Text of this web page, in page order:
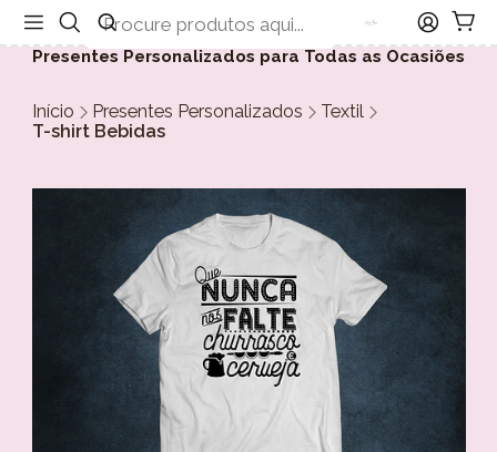
Presentes Personalizados para Todas as Ocasiões
Início Presentes Personalizados
Textil
T-shirt Bebidas